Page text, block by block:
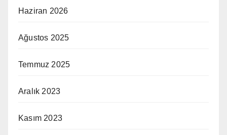
Haziran 2026
Ağustos 2025
Temmuz 2025
Aralık 2023
Kasım 2023